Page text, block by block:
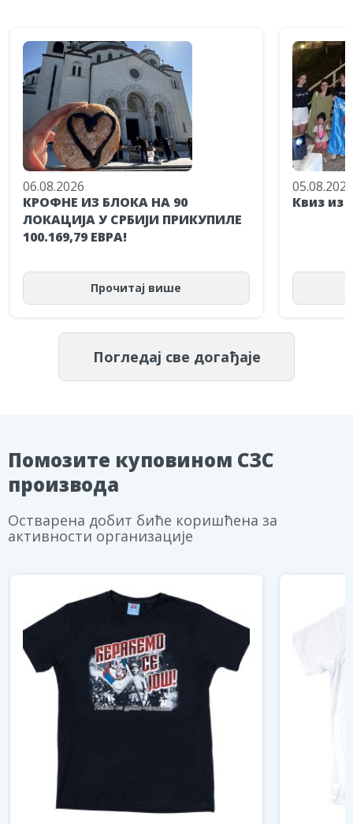
06.08.2026
КРОФНЕ ИЗ БЛОКА НА 90
ЛОКАЦИЈА У СРБИЈИ ПРИКУПИЛЕ
100.169,79 ЕВРА!
Прочитај више
05.08.2026
Квиз из
Погледај све догађаје
Помозите куповином СЗС
производа
Остварена добит биће коришћена за
активности организације